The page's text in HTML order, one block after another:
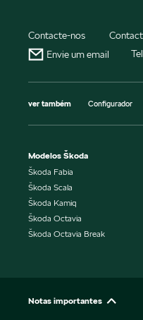
Contacte-nos
Envie um email
ver também Configurador
Modelos Škoda
Škoda Fabia
Škoda Scala
Škoda Kamiq
Škoda Octavia
Škoda Octavia Break
Notas importantes